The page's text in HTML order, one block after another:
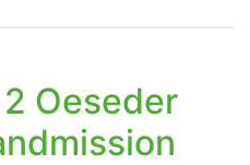
Oeseder